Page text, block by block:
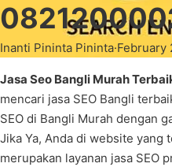
Inanti Pininta Pininta·February
Jasa Seo Bangli Murah
mencari jasa SEO Bangli
SEO di Bangli Murah dengan
Jika Ya, Anda di website yang
merupakan layanan jasa SEO